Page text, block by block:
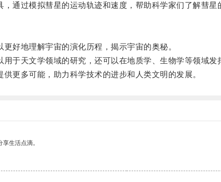
过模拟彗星的运动轨迹和速度，帮助科学家们了解彗星
地理解宇宙的演化历程，揭示宇宙的奥秘。
天文学领域的研究，还可以在地质学、生物学等领域发
多可能，助力科学技术的进步和人类文明的发展。
生活点滴。